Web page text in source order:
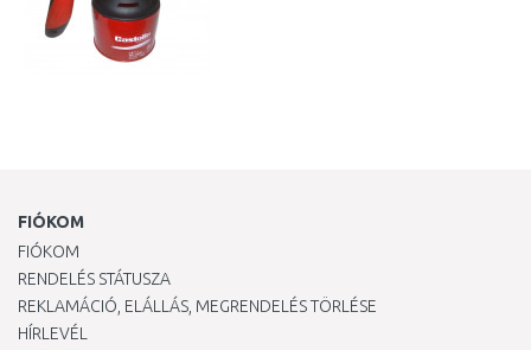
FIÓKOM
FIÓKOM
RENDELÉS STÁTUSZA
REKLAMÁCIÓ, ELÁLLÁS, MEGRENDELÉS TÖRLÉSE
HÍRLEVÉL